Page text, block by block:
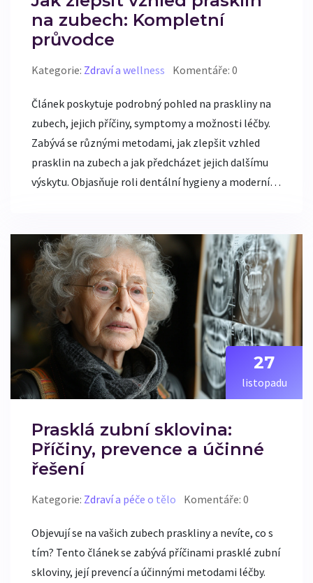
na zubech: Kompletní
průvodce
Kategorie: Zdraví a wellness Komentáře: 0
Článek poskytuje podrobný pohled na praskliny na
zubech, jejich příčiny, symptomy a možnosti léčby.
Zabývá se různými metodami, jak zlepšit vzhled
prasklin na zubech a jak předcházet jejich dalšímu
výskytu. Objasňuje roli dentální hygieny a moderních
vysvětluje, jak pravidelné návštěvy u zubaře mohou
pomoci udržet vaše úsměv zdravý a krásný.
27
listopadu
Prasklá zubní sklovina:
Příčiny, prevence a účinné
řešení
Kategorie: Zdraví a péče o tělo Komentáře: 0
Objevují se na vašich zubech praskliny a nevíte, co s
tím? Tento článek se zabývá příčinami prasklé zubní
skloviny, její prevencí a účinnými metodami léčby.